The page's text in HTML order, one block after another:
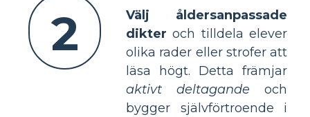
2
Välj åldersanpassade
dikter och tilldela elever
olika rader eller strofer att
läsa högt. Detta främjar
aktivt deltagande och
bygger självförtroende i